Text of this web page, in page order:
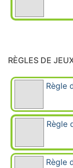
RÈGLES DE
Règle
Règle
Règle